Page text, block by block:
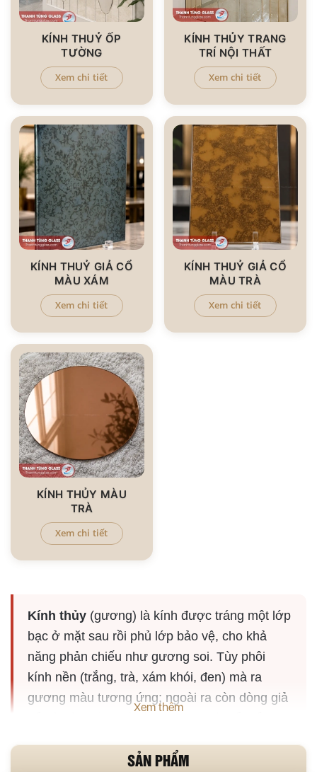
KÍNH THUỶ ỐP
TƯỜNG
Xem chi tiết
KÍNH THỦY TRANG
TRÍ NỘI THẤT
Xem chi tiết
KÍNH THUỶ GIẢ CỔ
MÀU XÁM
Xem chi tiết
KÍNH THUỶ GIẢ CỔ
MÀU TRÀ
Xem chi tiết
KÍNH THỦY MÀU
TRÀ
Xem chi tiết
Kính thủy (gương) là kính được tráng một lớp
bạc ở mặt sau rồi phủ lớp bảo vệ, cho khả
năng phản chiếu như gương soi. Tùy phôi
kính nền (trắng, trà, xám khói, đen) mà ra
gương màu tương ứng; ngoài ra còn dòng giả
Xem thêm
SẢN PHẨM